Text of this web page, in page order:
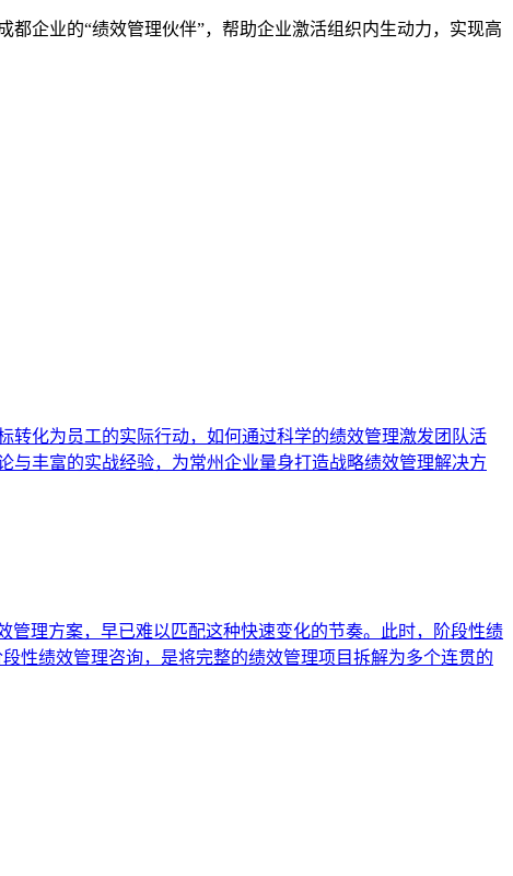
企业的“绩效管理伙伴”，帮助企业激活组织内生动力，实现高
化为员工的实际行动，如何通过科学的绩效管理激发团队活
丰富的实战经验，为常州企业量身打造战略绩效管理解决方
理方案，早已难以匹配这种快速变化的节奏。此时，阶段性绩
性绩效管理咨询，是将完整的绩效管理项目拆解为多个连贯的